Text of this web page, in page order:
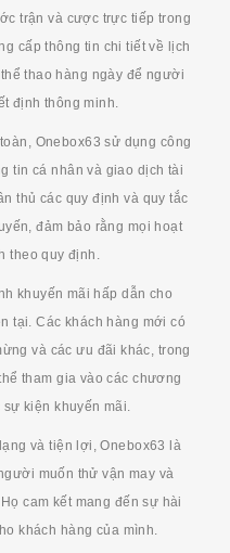
trận và cược trực tiếp trong
cấp thông tin chi tiết về lịch
thao hàng ngày để người
định thông minh.
Onebox63 sử dụng công
tin cá nhân và giao dịch tài
thủ các quy định và quy tắc
đảm bảo rằng mọi hoạt
theo quy định.
khuyến mãi hấp dẫn cho
tại. Các khách hàng mới có
và các ưu đãi khác, trong
tham gia vào các chương
kiện khuyến mãi.
và tiện lợi, Onebox63 là
muốn thử vận may và
cam kết mang đến sự hài
khách hàng của mình.